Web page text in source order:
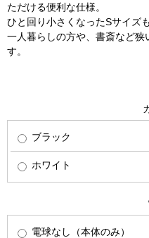
ただける便利な仕様。
ひと回り小さくなったSサイズ
一人暮らしの方や、書斎など
す。
ブラック
ホワイト
電球なし（本体のみ）